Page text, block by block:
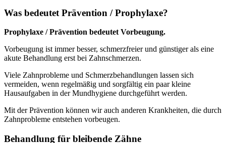
Was bedeutet Prävention / Prophylaxe?
Prophylaxe / Prävention bedeutet Vorbeugung.
Vorbeugung ist immer besser, schmerzfreier und günstiger als eine
akute Behandlung erst bei Zahnschmerzen.
Viele Zahnprobleme und Schmerzbehandlungen lassen sich
vermeiden, wenn regelmäßig und sorgfältig ein paar kleine
Hausaufgaben in der Mundhygiene durchgeführt werden.
Mit der Prävention können wir auch anderen Krankheiten, die durch
Zahnprobleme entstehen vorbeugen.
Behandlung für bleibende Zähne